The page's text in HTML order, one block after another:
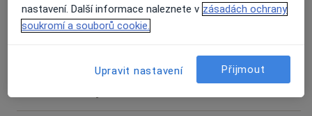
Konzultace pro páry
2 000 Kč Detaily
Konzultace online
nastavení. Další informace naleznete v zásadách ochrany
soukromí a souborů cookie.
Upravit nastavení Přijmout